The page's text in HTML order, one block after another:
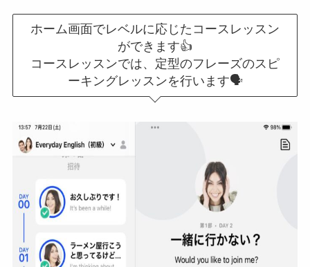
ホーム画面でレベルに応じたコースレッスン
ができます👍
コースレッスンでは、定型のフレーズのスピ
ーキングレッスンを行います🗣